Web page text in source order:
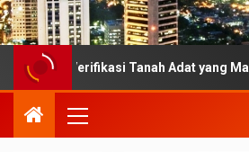
Tanah Adat yang Mandek di